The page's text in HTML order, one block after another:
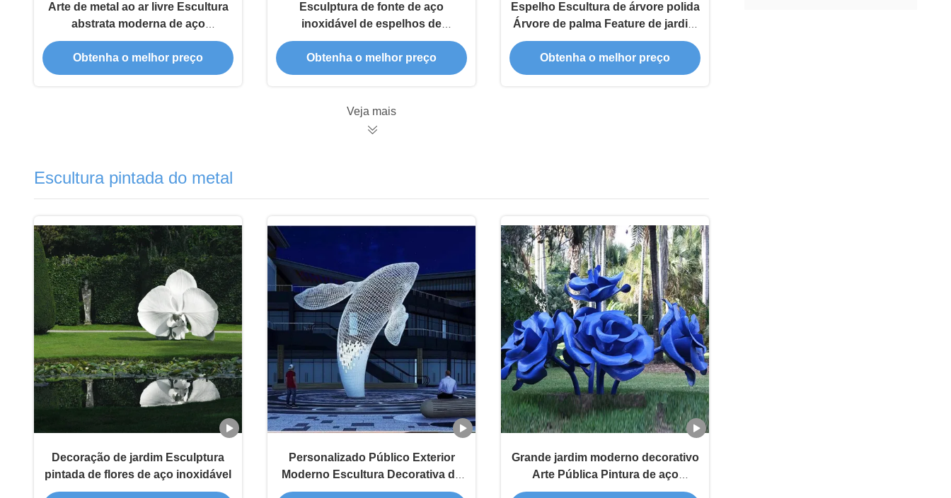
Arte de metal ao ar livre Escultura
abstrata moderna de aço
inoxidável
Obtenha o melhor preço
Esculptura de fonte de aço
inoxidável de espelhos de
acabamento de mãos
Obtenha o melhor preço
Espelho Escultura de árvore polida
Árvore de palma Feature de jardim
de aço inoxidável
Obtenha o melhor preço
Veja mais
Escultura pintada do metal
Decoração de jardim Esculptura
pintada de flores de aço inoxidável
Personalizado Público Exterior
Moderno Escultura Decorativa de
Aço Estátua de Metal Grande Balea
Grande jardim moderno decorativo
Arte Pública Pintura de aço
inoxidável Flor de rosa escultura